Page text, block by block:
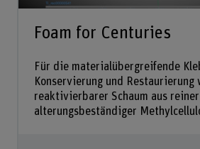
Foam for Centuries
Für die materialübergreifende
Konservierung und Restaurierung
reaktivierbarer Schaum aus reiner
alterungsbeständiger